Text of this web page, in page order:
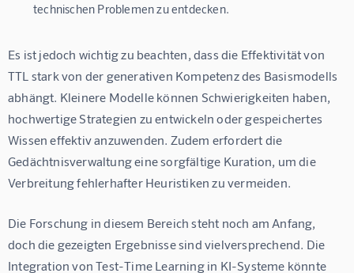
technischen Problemen zu entdecken.
Es ist jedoch wichtig zu beachten, dass die Effektivität von
TTL stark von der generativen Kompetenz des Basismodells
abhängt. Kleinere Modelle können Schwierigkeiten haben,
hochwertige Strategien zu entwickeln oder gespeichertes
Wissen effektiv anzuwenden. Zudem erfordert die
Gedächtnisverwaltung eine sorgfältige Kuration, um die
Verbreitung fehlerhafter Heuristiken zu vermeiden.
Die Forschung in diesem Bereich steht noch am Anfang,
doch die gezeigten Ergebnisse sind vielversprechend. Die
Integration von Test-Time Learning in KI-Systeme könnte